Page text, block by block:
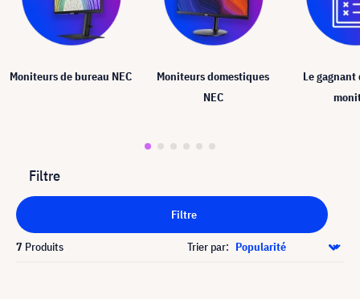
Moniteurs de bureau NEC
Moniteurs domestiques
NEC
Le
Filtre
Filtre
7 Produits Trier par: